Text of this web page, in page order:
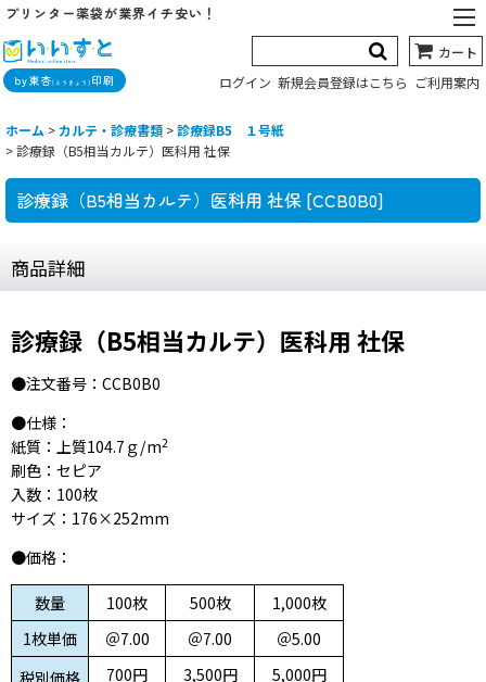
プリンター薬袋が業界イチ安い！
by東杏(とうきょう) 印刷
カート
ログイン 新規会員登録はこちら ご利用案内
ホーム > カルテ・診療書類 >診療録B5 １号紙
>診療録（B5相当カルテ）医科用 社保
診療録（B5相当カルテ）医科用 社保 [CCB0B0]
商品詳細
診療録（B5相当カルテ）医科用 社保
●注文番号：CCB0B0
●仕様：
紙質：上質104.7ｇ/m2
刷色：セピア
入数：100枚
サイズ：176×252mm
●価格：
数量 100枚 500枚
1,000枚
1枚単価
＠7.00 ＠7.00
＠5.00
700円 3,500円 5,000円